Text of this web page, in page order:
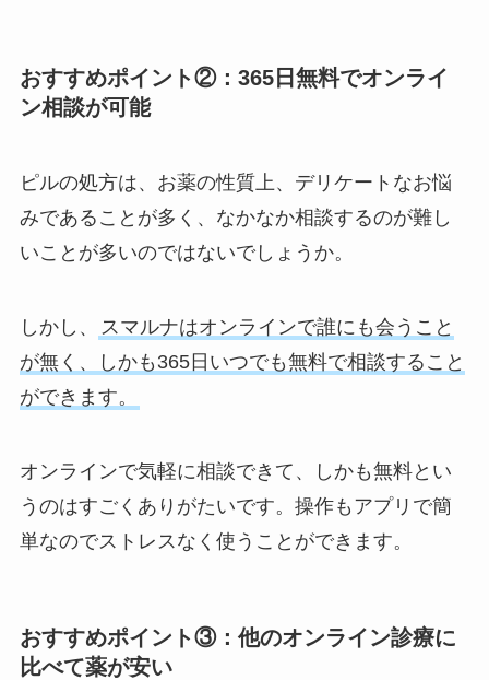
おすすめポイント②：365日無料でオンライ
ン相談が可能
ピルの処方は、お薬の性質上、デリケートなお悩
みであることが多く、なかなか相談するのが難し
いことが多いのではないでしょうか。
しかし、
スマルナはオンラインで誰にも会うこと
が無く、しかも365日いつでも無料で相談すること
ができます。
オンラインで気軽に相談できて、しかも無料とい
うのはすごくありがたいです。操作もアプリで簡
単なのでストレスなく使うことができます。
おすすめポイント③：他のオンライン診療に
比べて薬が安い